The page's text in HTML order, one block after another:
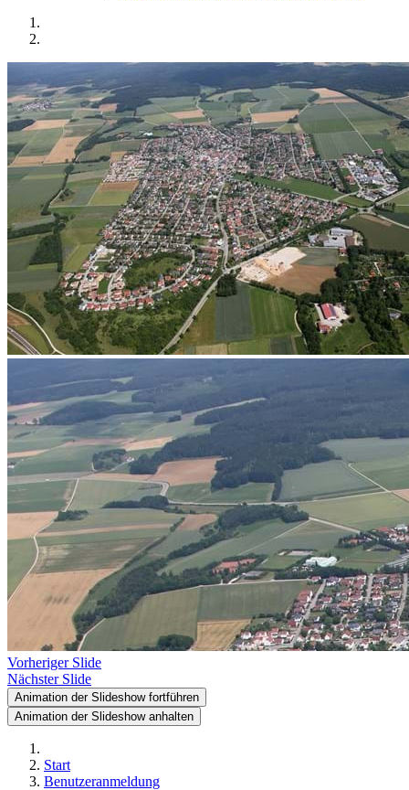
Vorheriger Slide
Nächster Slide
Animation der Slideshow fortführen
Animation der Slideshow anhalten
Start
Benutzeranmeldung